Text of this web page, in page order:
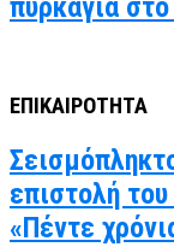
ΕΠΙΚΑΙΡΟΤΗΤΑ
επιστολή
«Πέντε